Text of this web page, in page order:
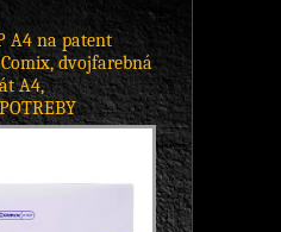
A4 na patent
dvojfarebná
A4,